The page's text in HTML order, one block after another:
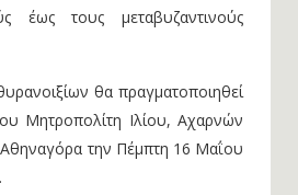
έως τους μεταβυζαντινούς
θα πραγματοποιηθεί
Μητροπολίτη Ιλίου, Αχαρνών
την Πέμπτη 16 Μαΐου